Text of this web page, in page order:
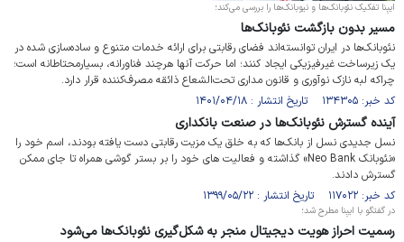
ایبِنا تفکیک نئوبانک‌ها و نیوبانک‌ها را بررسی می‌کند؛
مسیر بدون بازگشت‌ نئوبانک‌ها
نئوبانک‌ها در ایران توانسته‌اند فضای رقابتی برای ارائه خدمات متنوع و ساده‌سازی شده در
یک زیرساخت غیرفیزیکی ایجاد کنند؛ اما حرکت آنها هرچند فناورانه، بسیارمحتاطانه است؛
چراکه لبه نازک نوآوری و قانون مداری تحت‌الشعاع ذائقه مصرف‌کننده قرار دارد.
کد خبر: ۱۳۴۳۰۵ تاریخ انتشار : ۱۴۰۱/۰۴/۱۸
آینده گسترش نئوبانک‌ها در صنعت بانکداری
نسل جدیدی نسل از بانک‌ها که به خلق یک مزیت رقابتی دست یافته بودند، اسم خود را
«نئوبانک Neo Bank» گذاشته و فعالیت های خود را بر بستر گوشی همراه تا جای ممکن
گسترش دادند.
کد خبر: ۱۱۷۰۲۲ تاریخ انتشار : ۱۳۹۹/۰۵/۲۲
در گفتگو با ایبِنا مطرح شد؛
رسمیت احراز هویت دیجیتال منجر به شکل‌گیری نئوبانک‌ها می‌شود